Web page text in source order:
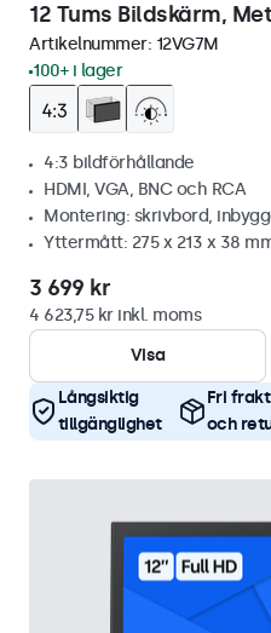
12 Tums Bildskärm,
Artikelnummer: 12VG7M
100+ i lager
4:3 bildförhållande
HDMI, VGA, BNC och RCA
Montering: skrivbord,
Yttermått: 275 x 213 x 38
3 699 kr
4 623,75 kr inkl. moms
Visa
Långsiktig
tillgänglighet
Fri frakt
och